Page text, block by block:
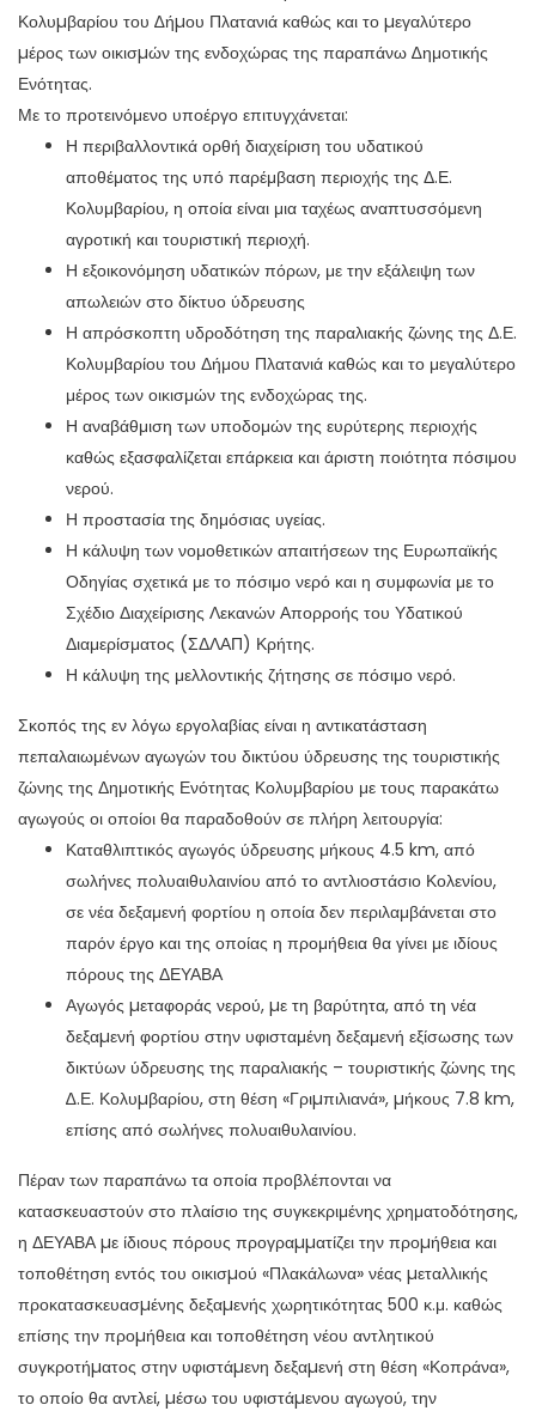
Κολυµβαρίου του ∆ήµου Πλατανιά καθώς και το µεγαλύτερο
µέρος των οικισµών της ενδοχώρας της παραπάνω ∆ημοτικής
Ενότητας.
Με το προτεινόμενο υποέργο επιτυγχάνεται:
Η περιβαλλοντικά ορθή διαχείριση του υδατικού
αποθέματος της υπό παρέμβαση περιοχής της Δ.Ε.
Κολυμβαρίου, η οποία είναι μια ταχέως αναπτυσσόμενη
αγροτική και τουριστική περιοχή.
Η εξοικονόμηση υδατικών πόρων, με την εξάλειψη των
απωλειών στο δίκτυο ύδρευσης
Η απρόσκοπτη υδροδότηση της παραλιακής ζώνης της Δ.Ε.
Κολυμβαρίου του Δήμου Πλατανιά καθώς και το μεγαλύτερο
μέρος των οικισμών της ενδοχώρας της.
Η αναβάθμιση των υποδομών της ευρύτερης περιοχής
καθώς εξασφαλίζεται επάρκεια και άριστη ποιότητα πόσιμου
νερού.
Η προστασία της δημόσιας υγείας.
Η κάλυψη των νομοθετικών απαιτήσεων της Ευρωπαϊκής
Οδηγίας σχετικά με το πόσιμο νερό και η συμφωνία με το
Σχέδιο Διαχείρισης Λεκανών Απορροής του Υδατικού
Διαμερίσματος (ΣΔΛΑΠ) Κρήτης.
Η κάλυψη της μελλοντικής ζήτησης σε πόσιμο νερό.
Σκοπός της εν λόγω εργολαβίας είναι η αντικατάσταση
πεπαλαιωμένων αγωγών του δικτύου ύδρευσης της τουριστικής
ζώνης της Δημοτικής Ενότητας Κολυμβαρίου με τους παρακάτω
αγωγούς οι οποίοι θα παραδοθούν σε πλήρη λειτουργία:
Καταθλιπτικός αγωγός ύδρευσης μήκους 4.5 km, από
σωλήνες πολυαιθυλαινίου από το αντλιοστάσιο Κολενίου,
σε νέα δεξαμενή φορτίου η οποία δεν περιλαμβάνεται στο
παρόν έργο και της οποίας η προμήθεια θα γίνει με ιδίους
πόρους της ΔΕΥΑΒΑ
Αγωγός µεταφοράς νερού, µε τη βαρύτητα, από τη νέα
δεξαµενή φορτίου στην υφισταμένη δεξαμενή εξίσωσης των
δικτύων ύδρευσης της παραλιακής – τουριστικής ζώνης της
∆.Ε. Κολυµβαρίου, στη θέση «Γριµπιλιανά», µήκους 7.8 km,
επίσης από σωλήνες πολυαιθυλαινίου.
Πέραν των παραπάνω τα οποία προβλέπονται να
κατασκευαστούν στο πλαίσιο της συγκεκριμένης χρηματοδότησης,
η ΔΕΥΑΒΑ µε ίδιους πόρους προγραµµατίζει την προµήθεια και
τοποθέτηση εντός του οικισµού «Πλακάλωνα» νέας µεταλλικής
προκατασκευασµένης δεξαµενής χωρητικότητας 500 κ.μ. καθώς
επίσης την προµήθεια και τοποθέτηση νέου αντλητικού
συγκροτήµατος στην υφιστάµενη δεξαµενή στη θέση «Κοπράνα»,
το οποίο θα αντλεί, µέσω του υφιστάµενου αγωγού, την